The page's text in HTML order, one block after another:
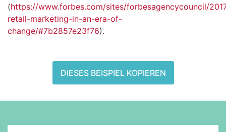
(https://www.forbes.com/sites/forbesagencycouncil/
retail-marketing-in-an-era-of-
change/#7b2857e23f76).
DIESES BEISPIEL KOPIEREN